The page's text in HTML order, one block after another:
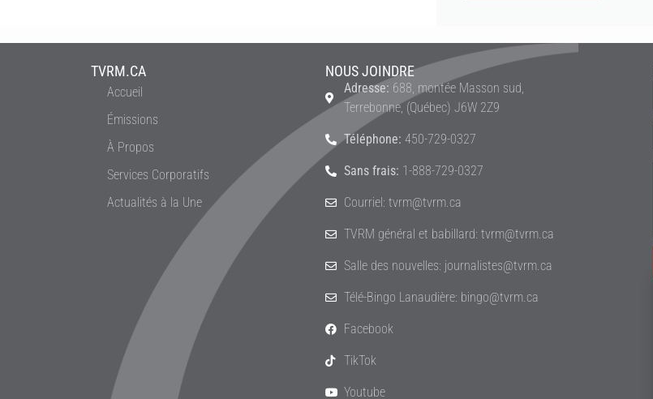
TVRM.CA
Accueil
Émissions
À Propos
Services Corporatifs
Actualités à la Une
NOUS JOINDRE
Adresse: 688, montée Masson sud,
Terrebonne, (Québec) J6W 2Z9
Téléphone: 450-729-0327
Sans frais: 1-888-729-0327
Courriel: tvrm@tvrm.ca
TVRM général et babillard: tvrm@tvrm.ca
Salle des nouvelles: journalistes@tvrm.ca
Télé-Bingo Lanaudière: bingo@tvrm.ca
Facebook
TikTok
Youtube